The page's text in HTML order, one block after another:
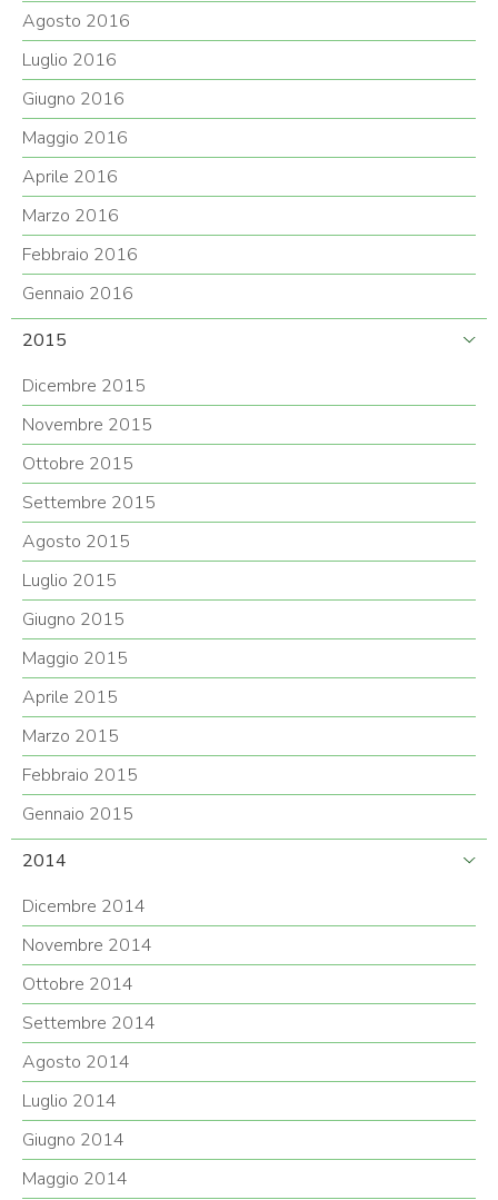
Agosto 2016
Luglio 2016
Giugno 2016
Maggio 2016
Aprile 2016
Marzo 2016
Febbraio 2016
Gennaio 2016
2015
Dicembre 2015
Novembre 2015
Ottobre 2015
Settembre 2015
Agosto 2015
Luglio 2015
Giugno 2015
Maggio 2015
Aprile 2015
Marzo 2015
Febbraio 2015
Gennaio 2015
2014
Dicembre 2014
Novembre 2014
Ottobre 2014
Settembre 2014
Agosto 2014
Luglio 2014
Giugno 2014
Maggio 2014